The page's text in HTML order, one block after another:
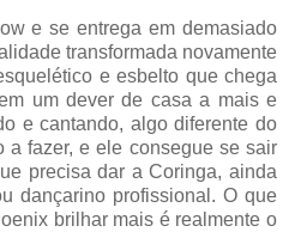
e se entrega em demasiado
transformada novamente
e esbelto que chega
um dever de casa a mais e
e cantando, algo diferente do
a fazer, e ele consegue se sair
precisa dar a Coringa, ainda
dançarino profissional. O que
brilhar mais é realmente o